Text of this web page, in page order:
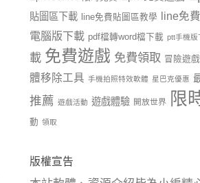
貼圖區下載
line免費貼圖區教學 line免
電腦版下載 pdf檔轉word檔下載 ptt手機版
載 免費遊戲 免費領取 冒險遊戲
體移除工具 手機拍照特效軟體 星巴克優惠
推薦 遊戲活動 遊戲體驗 開放世界 限
動 領取
版權宣告